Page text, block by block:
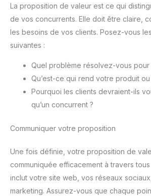
La proposition de valeur est ce qui
de vos concurrents. Elle doit être claire,
les besoins de vos clients. Posez-vous
suivantes :
Quel problème résolvez-vous pour
Qu’est-ce qui rend votre produit
Pourquoi les clients devraient-ils
qu’un concurrent ?
Communiquer votre proposition
Une fois définie, votre proposition de
communiquée efficacement à travers
inclut votre site web, vos réseaux
marketing. Assurez-vous que chaque